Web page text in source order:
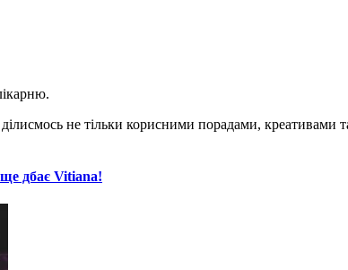
не тільки корисними порадами, креативами
дбає Vitiana!